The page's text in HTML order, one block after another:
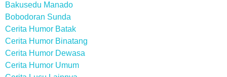
Bakusedu Manado
Bobodoran Sunda
Cerita Humor Batak
Cerita Humor Binatang
Cerita Humor Dewasa
Cerita Humor Umum